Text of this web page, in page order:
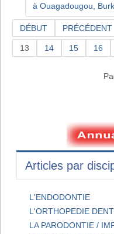
à Ouagadougou,
DÉBUT PRÉCÉDENT
13 14 15 16
Articles par
L'ENDODONTIE
L'ORTHOPEDIE
LA PARODONTIE /